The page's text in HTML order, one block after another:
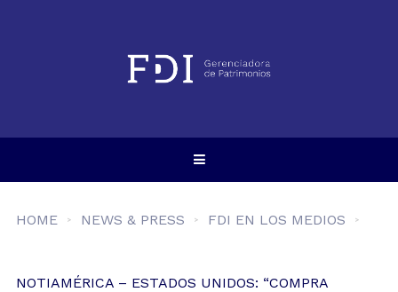
HOME NEWS & PRESS FDI EN LOS MEDIOS
NOTIAMÉRICA – ESTADOS UNIDOS: “COMPRA